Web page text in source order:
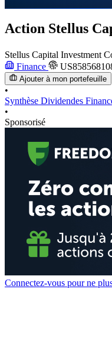
Action Stellus
Stellus Capital Investment
Finance
Ajouter à mon portefeuille
•
Synthèse Dividendes
•
Sponsorisé
Connectez-vous pour ne